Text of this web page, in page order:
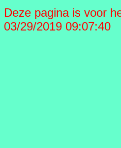
Deze pagina is voor
03/29/2019 09:07:40